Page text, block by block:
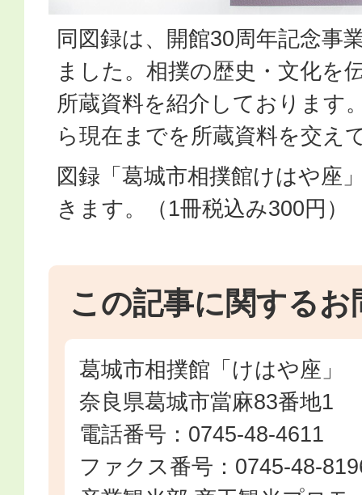
同図録は、開館30周年記念事
ました。相撲の歴史・文化を
所蔵資料を紹介しております
ら現在までを所蔵資料を交え
図録「葛城市相撲館けはや座
きます。（1冊税込み300円）
この記事に関するお
葛城市相撲館「けはや座」
奈良県葛城市當麻83番地1
電話番号：0745-48-4611
ファクス番号：0745-48-